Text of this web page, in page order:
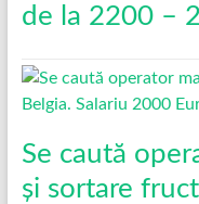
de la 2200 –
Se caută
și sortare